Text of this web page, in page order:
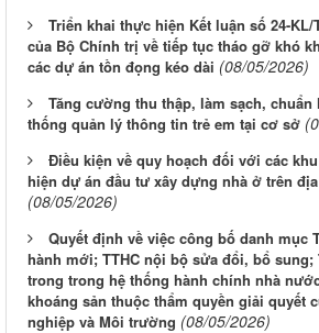
Triển khai thực hiện Kết luận số 24-KL/
của Bộ Chính trị về tiếp tục tháo gỡ khó
các dự án tồn đọng kéo dài (08/05/2026)
Tăng cường thu thập, làm sạch, chuẩn
thống quản lý thông tin trẻ em tại cơ sở
Điều kiện về quy hoạch đối với các
hiện dự án đầu tư xây dựng nhà ở trên
(08/05/2026)
Quyết định về việc công bố danh mục
hành mới; TTHC nội bộ sửa đổi, bổ sung;
trong trong hệ thống hành chính nhà
khoáng sản thuộc thẩm quyền giải quyết
nghiệp và Môi trường (08/05/2026)